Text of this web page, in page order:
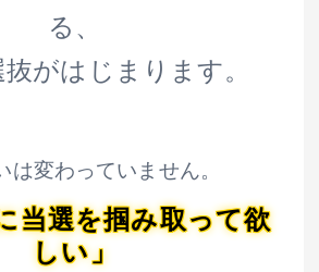
る、
がはじまります。
は変わっていません。
当選を掴み取って欲
しい」